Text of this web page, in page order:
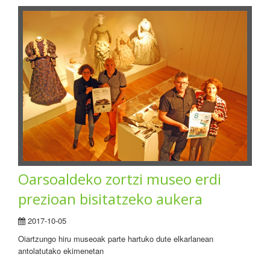
Oarsoaldeko zortzi museo erdi
prezioan bisitatzeko aukera
2017-10-05
Oiartzungo hiru museoak parte hartuko dute elkarlanean
antolatutako ekimenetan